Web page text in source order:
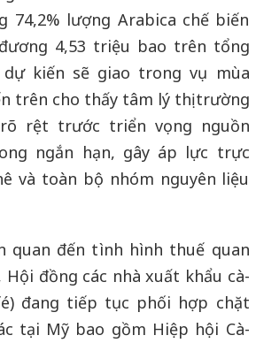
74,2% lượng Arabica chế biến
4,53 triệu bao trên tổng
kiến sẽ giao trong vụ mùa
trên cho thấy tâm lý thị trường
rệt trước triển vọng nguồn
ngắn hạn, gây áp lực trực
và toàn bộ nhóm nguyên liệu
quan đến tình hình thuế quan
Hội đồng các nhà xuất khẩu cà-
đang tiếp tục phối hợp chặt
tại Mỹ bao gồm Hiệp hội Cà-